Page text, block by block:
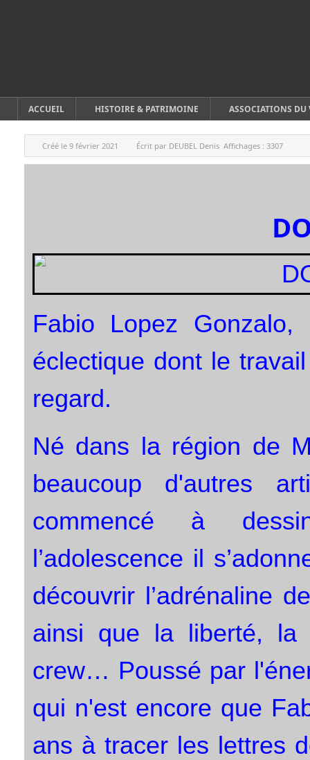
ACCUEIL HISTOIRE & PATRIMOINE ASSOCIATIONS DU
Créé le 9 février 2021 Écrit par DEUBEL Denis Affichages : 3307
Fabio Lopez
éclectique dont le
regard.
Né dans la région de
beaucoup d'autres
commencé à
l’adolescence il
découvrir l’adrénaline
ainsi que la liberté, la
crew… Poussé par
qui n'est encore que
ans à tracer les lettres